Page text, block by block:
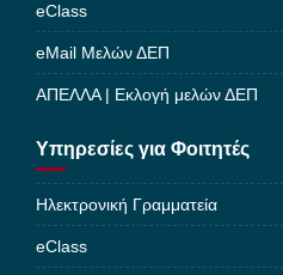
eClass
eMail Μελών ΔΕΠ
ΑΠΕΛΛΑ | Εκλογή μελών ΔΕΠ
Υπηρεσίες για Φοιτητές
Ηλεκτρονική Γραμματεία
eClass